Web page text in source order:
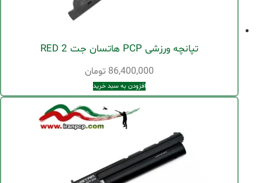
تپانچه ورزشی PCP هاتسان جت 2 RED
86,400,000 تومان
افزودن به سبد خرید